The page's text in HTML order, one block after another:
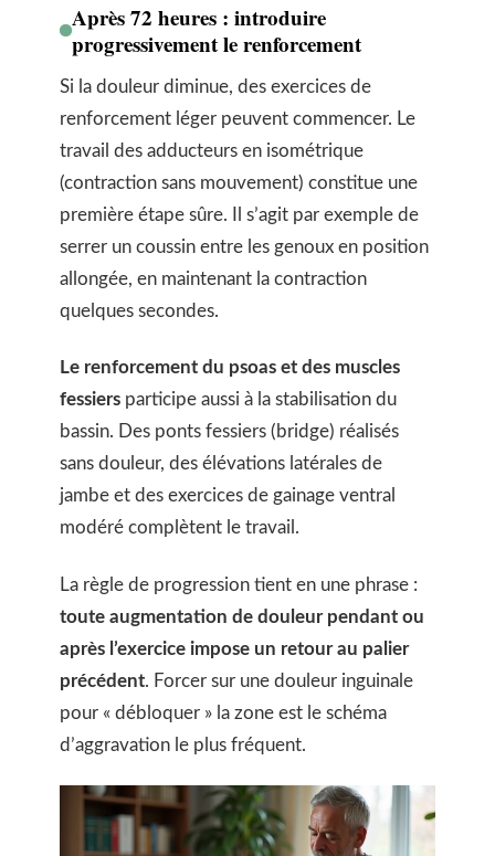
Après 72 heures : introduire
progressivement le renforcement
Si la douleur diminue, des exercices de
renforcement léger peuvent commencer. Le
travail des adducteurs en isométrique
(contraction sans mouvement) constitue une
première étape sûre. Il s’agit par exemple de
serrer un coussin entre les genoux en position
allongée, en maintenant la contraction
quelques secondes.
Le renforcement du psoas et des muscles
fessiers participe aussi à la stabilisation du
bassin. Des ponts fessiers (bridge) réalisés
sans douleur, des élévations latérales de
jambe et des exercices de gainage ventral
modéré complètent le travail.
La règle de progression tient en une phrase :
toute augmentation de douleur pendant ou
après l’exercice impose un retour au palier
précédent. Forcer sur une douleur inguinale
pour « débloquer » la zone est le schéma
d’aggravation le plus fréquent.